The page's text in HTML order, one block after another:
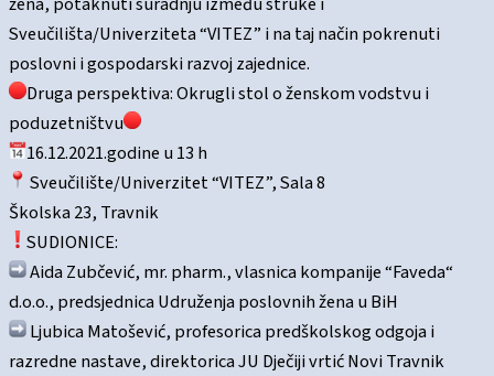
Sveučilišta/Univerziteta “VITEZ” i na taj način pokrenuti
poslovni i gospodarski razvoj zajednice.
Druga perspektiva: Okrugli stol o ženskom vodstvu i
poduzetništvu
16.12.2021.godine u 13 h
Sveučilište/Univerzitet “VITEZ”, Sala 8
Školska 23, Travnik
SUDIONICE:
Aida Zubčević, mr. pharm., vlasnica kompanije “Faveda“
d.o.o., predsjednica Udruženja poslovnih žena u BiH
Ljubica Matošević, profesorica predškolskog odgoja i
razredne nastave, direktorica JU Dječiji vrtić Novi Travnik